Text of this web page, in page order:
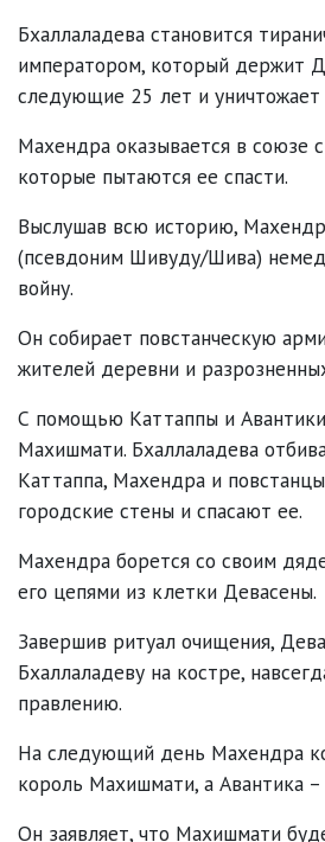
Бхаллаладева становится
императором, который держит
следующие 25 лет и уничтожает
Махендра оказывается в союзе
которые пытаются ее спасти.
Выслушав всю историю,
(псевдоним Шивуду/Шива)
войну.
Он собирает повстанческую
жителей деревни и
С помощью Каттаппы и
Махишмати. Бхаллаладева
Каттаппа, Махендра и
городские стены и спасают ее.
Махендра борется со своим
его цепями из клетки Девасены.
Завершив ритуал очищения,
Бхаллаладеву на костре,
правлению.
На следующий день Махендра
король Махишмати, а Авантика –
Он заявляет, что Махишмати